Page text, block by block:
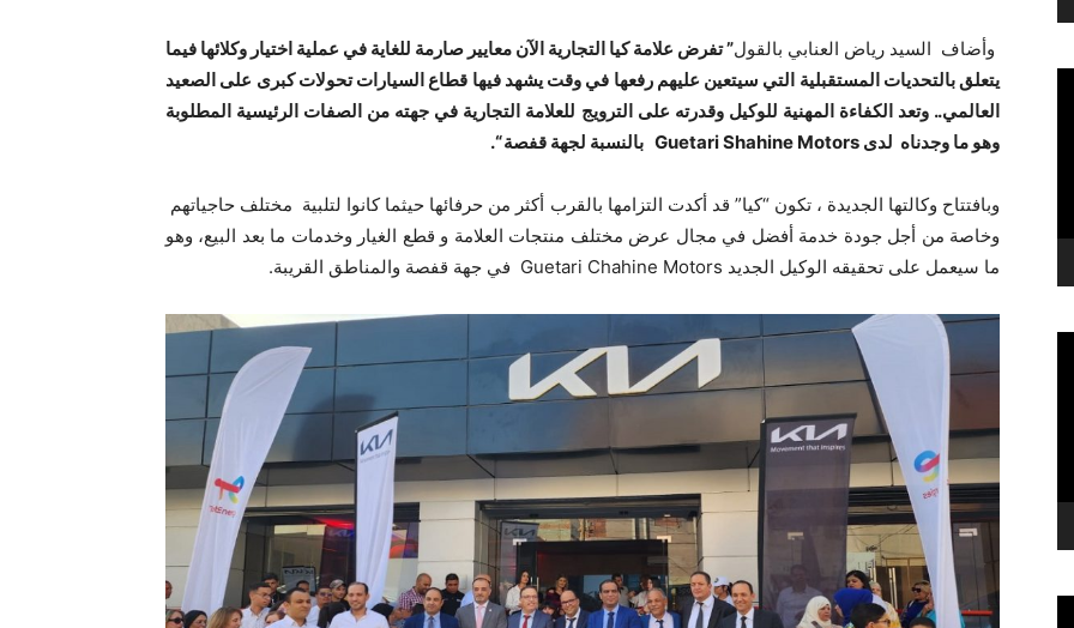
وأضاف السيد رياض العنابي بالقول” تفرض علامة كيا التجارية الآن معايير صارمة للغاية في عملية اختيار وكلائها فيما
يتعلق بالتحديات المستقبلية التي سيتعين عليهم رفعها في وقت يشهد فيها قطاع السيارات تحولات كبرى على الصعيد
العالمي.. وتعد الكفاءة المهنية للوكيل وقدرته على الترويج للعلامة التجارية في جهته من الصفات الرئيسية المطلوبة
وهو ما وجدناه لدى
بالنسبة لجهة قفصة“.
وبافتتاح وكالتها الجديدة ، تكون “كيا” قد أكدت التزامها بالقرب أكثر من حرفائها حيثما كانوا لتلبية مختلف حاجياتهم
وخاصة من أجل جودة خدمة أفضل في مجال عرض مختلف منتجات العلامة و قطع الغيار وخدمات ما بعد البيع، وهو
ما سيعمل على تحقيقه الوكيل الجديد Guetari Chahine Motors في جهة قفصة والمناطق القريبة.